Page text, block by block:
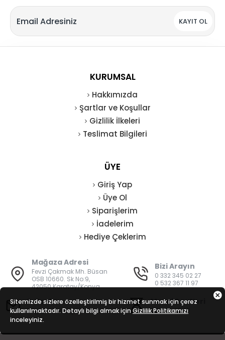
KAYIT OL
KURUMSAL
Hakkımızda
Şartlar ve Koşullar
Gizlilik İlkeleri
Teslimat Bilgileri
ÜYE
Giriş Yap
Üye Ol
Siparişlerim
İadelerim
Hediye Çeklerim
Mağaza Adresi
Fevzi Çakmak Mh. Büsan
OSB 10660. Sk No:9,
42050 Karatay/Konya
Bizi Arayın
0 332 345 02 27
0 532 367 11 97
E-Posta
bilgi@vatanisguvenligi.com
Mesai Saatleri
08:00 - 19:00
Sitemizde sizlere özelleştirilmiş bir hizmet sunmak için çerez
kullanılmaktadır. Detaylı bilgi almak için Gizlilik Politikamızı
inceleyiniz.